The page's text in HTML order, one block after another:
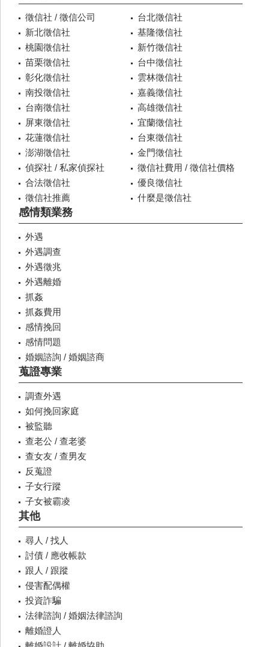
徵信社 / 徵信公司
台北徵信社
新北徵信社
基隆徵信社
桃園徵信社
新竹徵信社
苗栗徵信社
台中徵信社
彰化徵信社
雲林徵信社
南投徵信社
嘉義徵信社
台南徵信社
高雄徵信社
屏東徵信社
宜蘭徵信社
花蓮徵信社
台東徵信社
澎湖徵信社
金門徵信社
偵探社 / 私家偵探社
徵信社費用 / 徵信社價格
合法徵信社
優良徵信社
徵信社推薦
什麼是徵信社
感情類業務
外遇
外遇調查
外遇徵兆
外遇離婚
抓姦
抓姦費用
感情挽回
感情問題
婚姻諮詢 / 婚姻諮商
蒐證專業
調查外遇
如何挽回家庭
被監聽
查老公 / 查老婆
查女友 / 查男友
反蒐證
子女行蹤
子女被霸凌
其他
尋人 / 找人
討債 / 應收帳款
跟人 / 跟蹤
侵害配偶權
投資詐騙
法律諮詢 / 婚姻法律諮詢
離婚證人